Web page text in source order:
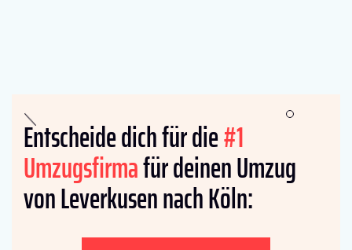
Entscheide dich für die#1
Umzugsfirmafür deinen Umzug
von Leverkusen nach Köln: